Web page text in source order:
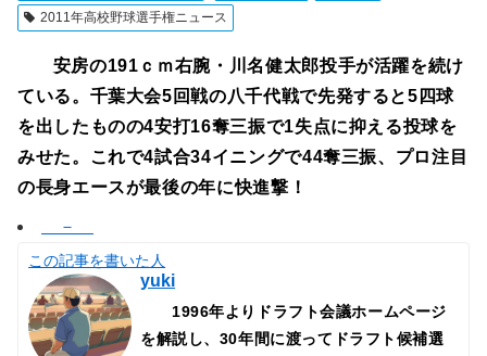
2011年高校野球選手権ニュース
安房の191ｃｍ右腕・川名健太郎投手が活躍を続け
ている。千葉大会5回戦の八千代戦で先発すると5四球
を出したものの4安打16奪三振で1失点に抑える投球を
みせた。これで4試合34イニングで44奪三振、プロ注目
の長身エースが最後の年に快進撃！
－
この記事を書いた人
yuki
1996年よりドラフト会議ホームページ
を解説し、30年間に渡ってドラフト候補選